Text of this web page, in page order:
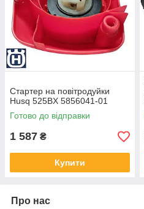
Стартер на повітродуйки
Husq 525BX 5856041-01
Готово до відправки
1 587 ₴
Купити
Про нас